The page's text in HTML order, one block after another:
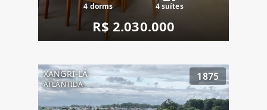
4 dorms 4 suítes
R$ 2.030.000
XANGRI-LÁ
ATLÂNTIDA
1875